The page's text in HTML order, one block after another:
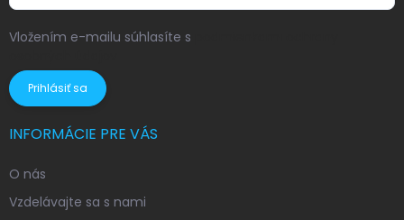
Vložením e-mailu súhlasíte s
Prihlásiť sa
INFORMÁCIE PRE VÁS
O nás
Vzdelávajte sa s nami